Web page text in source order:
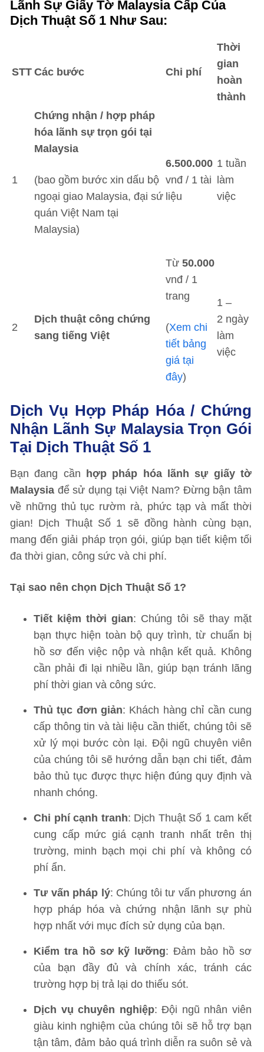
Lãnh Sự Giấy Tờ Malaysia Cấp Của
Dịch Thuật Số 1 Như Sau:
STT Các bước Chi phí
Thời
gian
hoàn
thành
1
Chứng nhận / hợp pháp
hóa lãnh sự trọn gói tại
Malaysia
(bao gồm bước xin dấu bộ
ngoại giao Malaysia, đại sứ
quán Việt Nam tại
Malaysia)
6.500.000
vnđ / 1 tài
liệu
1 tuần
làm
việc
2
Dịch thuật công chứng
sang tiếng Việt
Từ 50.000
vnđ / 1
trang
(Xem chi
tiết bảng
giá tại
đây)
1 –
2 ngày
làm
việc
Dịch Vụ Hợp Pháp Hóa / Chứng
Nhận Lãnh Sự Malaysia Trọn Gói
Tại Dịch Thuật Số 1
Bạn đang cần hợp pháp hóa lãnh sự giấy tờ
Malaysia để sử dụng tại Việt Nam? Đừng bận tâm
về những thủ tục rườm rà, phức tạp và mất thời
gian! Dịch Thuật Số 1 sẽ đồng hành cùng bạn,
mang đến giải pháp trọn gói, giúp bạn tiết kiệm tối
đa thời gian, công sức và chi phí.
Tại sao nên chọn Dịch Thuật Số 1?
Tiết kiệm thời gian: Chúng tôi sẽ thay mặt
bạn thực hiện toàn bộ quy trình, từ chuẩn bị
hồ sơ đến việc nộp và nhận kết quả. Không
cần phải đi lại nhiều lần, giúp bạn tránh lãng
phí thời gian và công sức.
Thủ tục đơn giản: Khách hàng chỉ cần cung
cấp thông tin và tài liệu cần thiết, chúng tôi sẽ
xử lý mọi bước còn lại. Đội ngũ chuyên viên
của chúng tôi sẽ hướng dẫn bạn chi tiết, đảm
bảo thủ tục được thực hiện đúng quy định và
nhanh chóng.
Chi phí cạnh tranh: Dịch Thuật Số 1 cam kết
cung cấp mức giá cạnh tranh nhất trên thị
trường, minh bạch mọi chi phí và không có
phí ẩn.
Tư vấn pháp lý: Chúng tôi tư vấn phương án
hợp pháp hóa và chứng nhận lãnh sự phù
hợp nhất với mục đích sử dụng của bạn.
Kiểm tra hồ sơ kỹ lưỡng: Đảm bảo hồ sơ
của bạn đầy đủ và chính xác, tránh các
trường hợp bị trả lại do thiếu sót.
Dịch vụ chuyên nghiệp: Đội ngũ nhân viên
giàu kinh nghiệm của chúng tôi sẽ hỗ trợ bạn
tận tâm, đảm bảo quá trình diễn ra suôn sẻ và